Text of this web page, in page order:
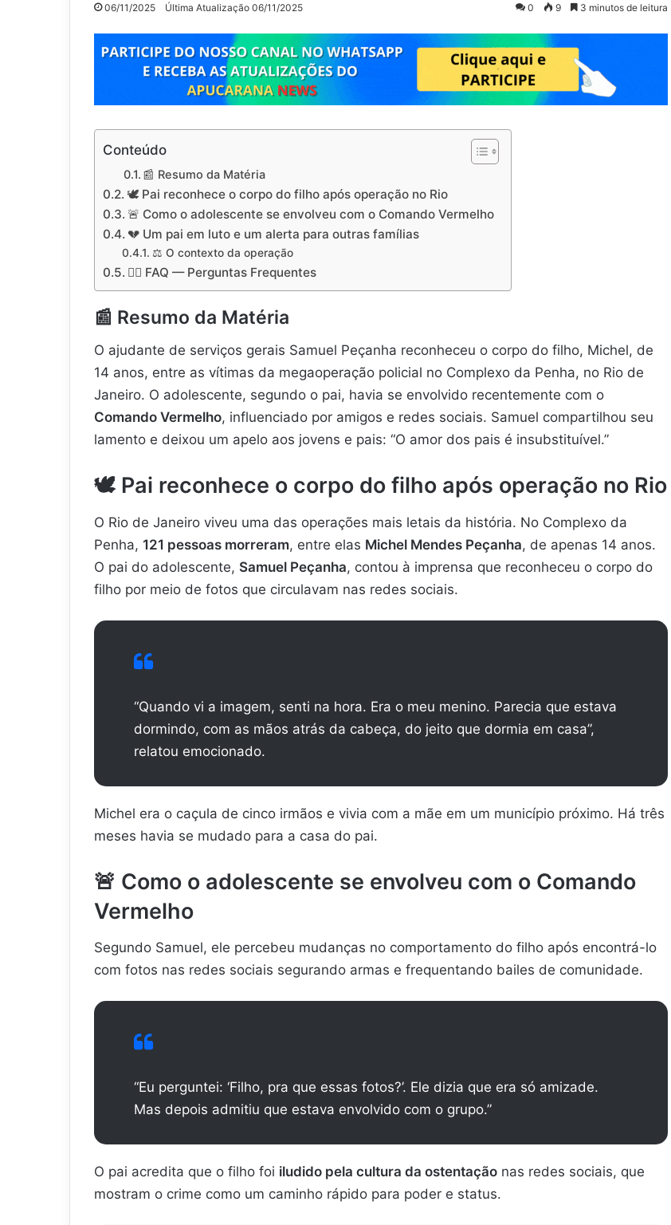
06/11/2025 Última Atualização 06/11/2025 0 9 3 minutos de leitura
Conteúdo
📰 Resumo da Matéria
🕊️ Pai reconhece o corpo do filho após operação no Rio
🚨 Como o adolescente se envolveu com o Comando Vermelho
💔 Um pai em luto e um alerta para outras famílias
⚖️ O contexto da operação
🙋‍♀️ FAQ — Perguntas Frequentes
📰 Resumo da Matéria
O ajudante de serviços gerais Samuel Peçanha reconheceu o corpo do filho, Michel, de
14 anos, entre as vítimas da megaoperação policial no Complexo da Penha, no Rio de
Janeiro. O adolescente, segundo o pai, havia se envolvido recentemente com o
Comando Vermelho, influenciado por amigos e redes sociais. Samuel compartilhou seu
lamento e deixou um apelo aos jovens e pais: “O amor dos pais é insubstituível.”
🕊️ Pai reconhece o corpo do filho após operação no Rio
O Rio de Janeiro viveu uma das operações mais letais da história. No Complexo da
Penha, 121 pessoas morreram, entre elas Michel Mendes Peçanha, de apenas 14 anos.
O pai do adolescente, Samuel Peçanha, contou à imprensa que reconheceu o corpo do
filho por meio de fotos que circulavam nas redes sociais.
“Quando vi a imagem, senti na hora. Era o meu menino. Parecia que estava
dormindo, com as mãos atrás da cabeça, do jeito que dormia em casa”,
relatou emocionado.
Michel era o caçula de cinco irmãos e vivia com a mãe em um município próximo. Há três
meses havia se mudado para a casa do pai.
🚨 Como o adolescente se envolveu com o Comando
Vermelho
Segundo Samuel, ele percebeu mudanças no comportamento do filho após encontrá-lo
com fotos nas redes sociais segurando armas e frequentando bailes de comunidade.
“Eu perguntei: ‘Filho, pra que essas fotos?’. Ele dizia que era só amizade.
Mas depois admitiu que estava envolvido com o grupo.”
O pai acredita que o filho foi iludido pela cultura da ostentação nas redes sociais, que
mostram o crime como um caminho rápido para poder e status.